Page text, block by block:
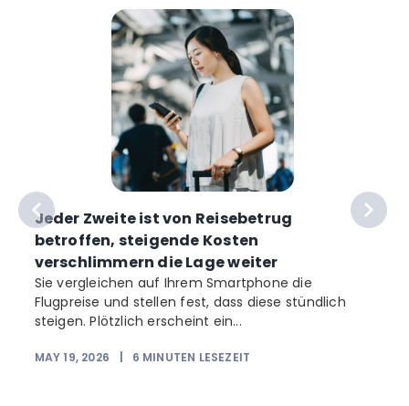
Jeder Zweite ist von Reisebetrug
betroffen, steigende Kosten
verschlimmern die Lage weiter
Sie vergleichen auf Ihrem Smartphone die
Flugpreise und stellen fest, dass diese stündlich
steigen. Plötzlich erscheint ein...
MAY 19, 2026 6 MINUTEN LESEZEIT